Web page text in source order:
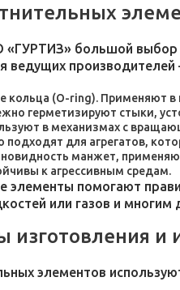
большой выбор
ведущих
кольца (O-ring). Применяют
герметизируют стыки,
в механизмах с
для агрегатов,
манжет,
к агрессивным средам.
элементы помогают
или газов и многим
изготовления и
элементов